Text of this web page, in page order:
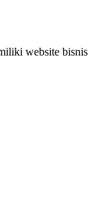
website bisnis